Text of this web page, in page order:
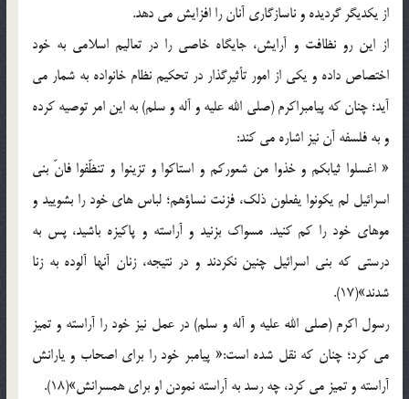
از یکدیگر گردیده و ناسازگاری آنان را افزایش می دهد.
از این رو نظافت و آرایش، جایگاه خاصی را در تعالیم اسلامی به خود
اختصاص داده و یکی از امور تأثیرگذار در تحکیم نظام خانواده به شمار می
آید؛ چنان که پیامبراکرم (صلی الله علیه و آله و سلم) به این امر توصیه کرده
و به فلسفه آن نیز اشاره می کند:
« اغسلوا ثیابکم و خذوا من شعورکم و استاکوا و تزینوا و تنظّفوا فانّ بنی
اسرائیل لم یکونوا یفعلون ذلک، فزنت نساؤهم؛ لباس های خود را بشویید و
موهای خود را کم کنید. مسواک بزنید و آراسته و پاکیزه باشید، پس به
درستی که بنی اسرائیل چنین نکردند و در نتیجه، زنان آنها آلوده به زنا
شدند»(17).
رسول اکرم (صلی الله علیه و آله و سلم) در عمل نیز خود را آراسته و تمیز
می کرد؛ چنان که نقل شده است:« پیامبر خود را برای اصحاب و یارانش
آراسته و تمیز می کرد، چه رسد به آراسته نمودن او برای همسرانش»(18).